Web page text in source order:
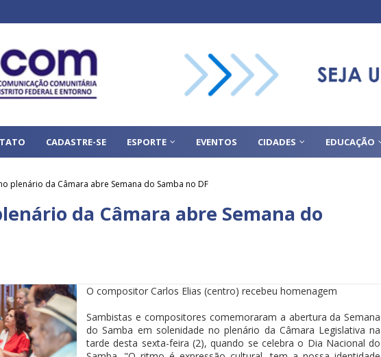
CADASTRE-SE ESPORTE EVENTOS CIDADES EDUCAÇÃO
plenário da Câmara abre Semana do Samba no DF
da Câmara abre Semana do
O compositor Carlos Elias (centro) recebeu homenagem
Sambistas e compositores comemoraram a abertura da Semana
do Samba em solenidade no plenário da Câmara Legislativa na
tarde desta sexta-feira (2), quando se celebra o Dia Nacional do